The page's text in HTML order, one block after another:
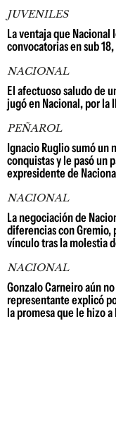
JUVENILES
La ventaja que
convocatorias en sub 18,
NACIONAL
El afectuoso saludo de
jugó en Nacional, por la
PEÑAROL
Ignacio Ruglio sumó un
conquistas y le pasó un
expresidente de
NACIONAL
La negociación de
diferencias con
vínculo tras la molestia
NACIONAL
Gonzalo Carneiro aún
representante explicó
la promesa que le hizo